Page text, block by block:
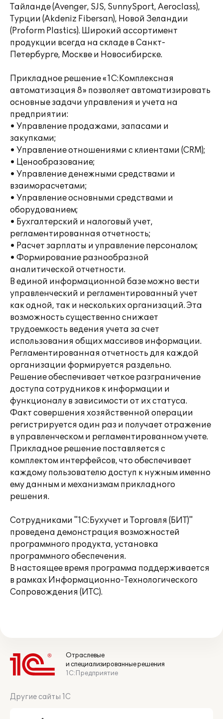
Тайланде (Avenger, SJS, SunnySport, Aeroclass),
Турции (Akdeniz Fibersan), Новой Зеландии
(Proform Plastics). Широкий ассортимент
продукции всегда на складе в Санкт-
Петербурге, Москве и Новосибирске.
Прикладное решение «1С:Комплексная
автоматизация 8» позволяет автоматизировать
основные задачи управления и учета на
предприятии:
• Управление продажами, запасами и
закупками;
• Управление отношениями с клиентами (CRM);
• Ценообразование;
• Управление денежными средствами и
взаиморасчетами;
• Управление основными средствами и
оборудованием;
• Бухгалтерский и налоговый учет,
регламентированная отчетность;
• Расчет зарплаты и управление персоналом;
• Формирование разнообразной
аналитической отчетности.
В единой информационной базе можно вести
управленческий и регламентированный учет
как одной, так и нескольких организаций. Эта
возможность существенно снижает
трудоемкость ведения учета за счет
использования общих массивов информации.
Регламентированная отчетность для каждой
организации формируется раздельно.
Решение обеспечивает четкое разграничение
доступа сотрудников к информации и
функционалу в зависимости от их статуса.
Факт совершения хозяйственной операции
регистрируется один раз и получает отражение
в управленческом и регламентированном учете.
Прикладное решение поставляется с
комплектом интерфейсов, что обеспечивает
каждому пользователю доступ к нужным именно
ему данным и механизмам прикладного
решения.
Сотрудниками "1С:Бухучет и Торговля (БИТ)"
проведена демонстрация возможностей
программного продукта, установка
программного обеспечения.
В настоящее время программа поддерживается
в рамках Информационно-Технологического
Сопровождения (ИТС).
Отраслевые
и специализированные решения
1С:Предприятие
Другие сайты 1С